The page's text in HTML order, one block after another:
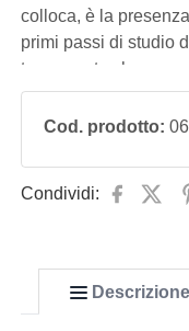
colloca, è la
primi passi di studio
trasparente che
strumento ideale per
Cod. prodotto:
Condividi:
Descrizione